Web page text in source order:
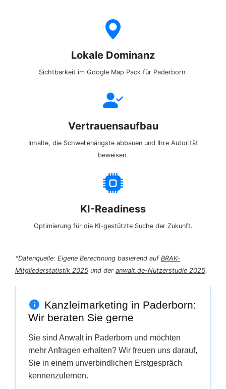
Lokale Dominanz
Sichtbarkeit im Google Map Pack für Paderborn.
Vertrauensaufbau
Inhalte, die Schwellenängste abbauen und Ihre Autorität
beweisen.
KI-Readiness
Optimierung für die KI-gestützte Suche der Zukunft.
*Datenquelle: Eigene Berechnung basierend auf BRAK-
Mitgliederstatistik 2025 und der anwalt.de-Nutzerstudie 2025.
Kanzleimarketing in Paderborn:
Wir beraten Sie gerne
Sie sind Anwalt in Paderborn und möchten
mehr Anfragen erhalten? Wir freuen uns darauf,
Sie in einem unverbindlichen Erstgespräch
kennenzulernen.